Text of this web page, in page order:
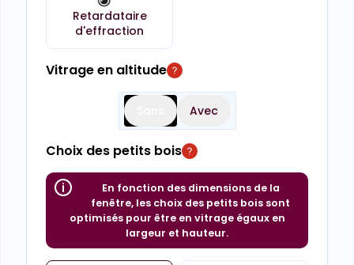
Retardataire
d'effraction
Vitrage en altitude
Avec
Choix des petits bois
En fonction des dimensions de la
fenêtre, les choix des petits bois sont
optimisés pour être en vitrage égaux en
largeur et hauteur.